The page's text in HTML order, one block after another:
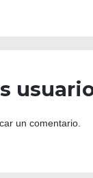
un comentario.